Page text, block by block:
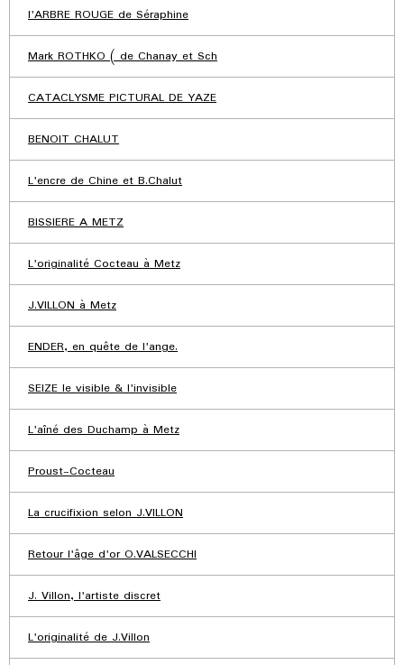
l'ARBRE ROUGE de Séraphine
Mark ROTHKO ( de Chanay et Sch
CATACLYSME PICTURAL DE YAZE
BENOIT CHALUT
L'encre de Chine et B.Chalut
BISSIERE A METZ
L'originalité Cocteau à Metz
J.VILLON à Metz
ENDER, en quête de l'ange.
SEIZE le visible & l'invisible
L'aîné des Duchamp à Metz
Proust-Cocteau
La crucifixion selon J.VILLON
Retour l'âge d'or O.VALSECCHI
J. Villon, l'artiste discret
L'originalité de J.Villon